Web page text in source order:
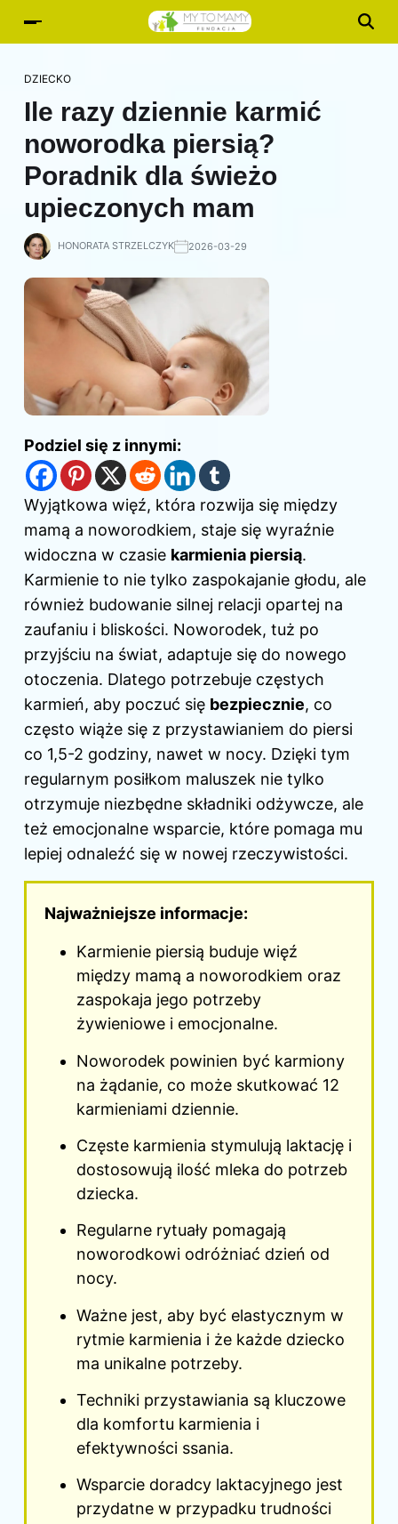
DZIECKO
Ile razy dziennie karmić
noworodka piersią?
Poradnik dla świeżo
upieczonych mam
HONORATA STRZELCZYK 2026-03-29
Podziel się z innymi:
Wyjątkowa więź, która rozwija się między
mamą a noworodkiem, staje się wyraźnie
widoczna w czasie karmienia piersią.
Karmienie to nie tylko zaspokajanie głodu, ale
również budowanie silnej relacji opartej na
zaufaniu i bliskości. Noworodek, tuż po
przyjściu na świat, adaptuje się do nowego
otoczenia. Dlatego potrzebuje częstych
karmień, aby poczuć się bezpiecznie, co
często wiąże się z przystawianiem do piersi
co 1,5-2 godziny, nawet w nocy. Dzięki tym
regularnym posiłkom maluszek nie tylko
otrzymuje niezbędne składniki odżywcze, ale
też emocjonalne wsparcie, które pomaga mu
lepiej odnaleźć się w nowej rzeczywistości.
Najważniejsze informacje:
Karmienie piersią buduje więź
między mamą a noworodkiem oraz
zaspokaja jego potrzeby
żywieniowe i emocjonalne.
Noworodek powinien być karmiony
na żądanie, co może skutkować 12
karmieniami dziennie.
Częste karmienia stymulują laktację i
dostosowują ilość mleka do potrzeb
dziecka.
Regularne rytuały pomagają
noworodkowi odróżniać dzień od
nocy.
Ważne jest, aby być elastycznym w
rytmie karmienia i że każde dziecko
ma unikalne potrzeby.
Techniki przystawiania są kluczowe
dla komfortu karmienia i
efektywności ssania.
Wsparcie doradcy laktacyjnego jest
przydatne w przypadku trudności